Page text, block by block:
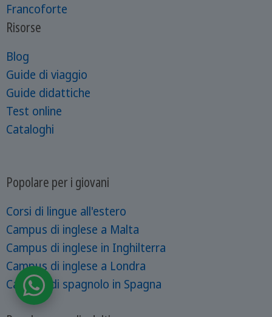
Francoforte
Risorse
Blog
Guide di viaggio
Guide didattiche
Test online
Cataloghi
Popolare per i giovani
Corsi di lingue all'estero
Campus di inglese a Malta
Campus di inglese in Inghilterra
Campus di inglese a Londra
Campus di spagnolo in Spagna